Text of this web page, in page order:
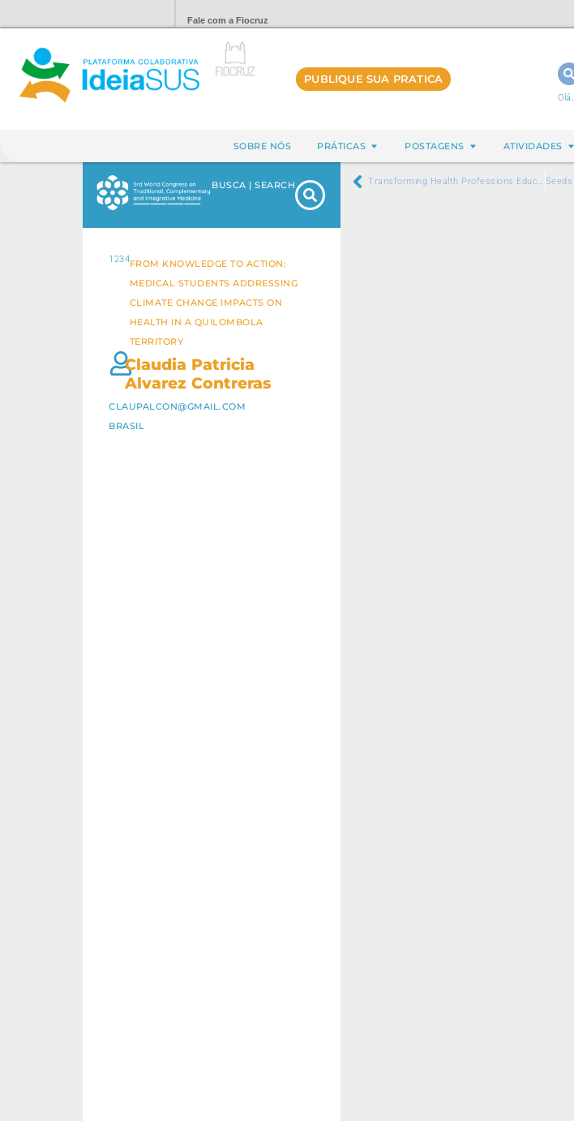
Fale com a Fiocruz
PUBLIQUE SUA PRATICA
Olá,
SOBRE NÓS PRÁTICAS POSTAGENS ATIVIDADES
BUSCA | SEARCH
1234FROM KNOWLEDGE TO ACTION:
MEDICAL STUDENTS ADDRESSING
CLIMATE CHANGE IMPACTS ON
HEALTH IN A QUILOMBOLA
TERRITORY
Claudia Patricia
Alvarez Contreras
CLAUPALCON@GMAIL.COM
BRASIL
Transforming Health Professions Education: The Whole Health University Model at SCU